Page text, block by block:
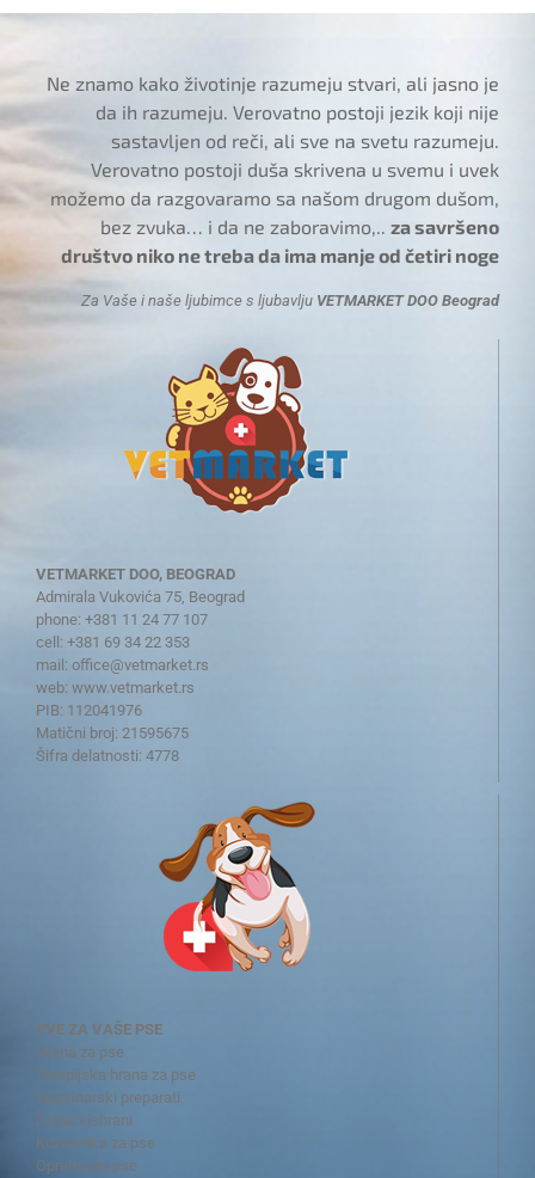
Ne znamo kako životinje razumeju stvari, ali jasno je
da ih razumeju. Verovatno postoji jezik koji nije
sastavljen od reči, ali sve na svetu razumeju.
Verovatno postoji duša skrivena u svemu i uvek
možemo da razgovaramo sa našom drugom dušom,
bez zvuka… i da ne zaboravimo,..za savršeno
društvo niko ne treba da ima manje od četiri noge
Za Vaše i naše ljubimce s ljubavlju VETMARKET DOO Beograd
VETMARKET DOO, BEOGRAD
Admirala Vukovića 75, Beograd
phone: +381 11 24 77 107
cell: +381 69 34 22 353
mail: office@vetmarket.rs
web: www.vetmarket.rs
PIB: 112041976
Matični broj: 21595675
Šifra delatnosti: 4778
SVE ZA VAŠE PSE
Hrana za pse
Terapijska hrana za pse
Veterinarski preparati
Dodaci ishrani
Kozmetika za pse
Oprema za pse